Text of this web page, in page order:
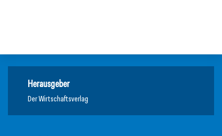
Herausgeber
Der Wirtschaftsverlag